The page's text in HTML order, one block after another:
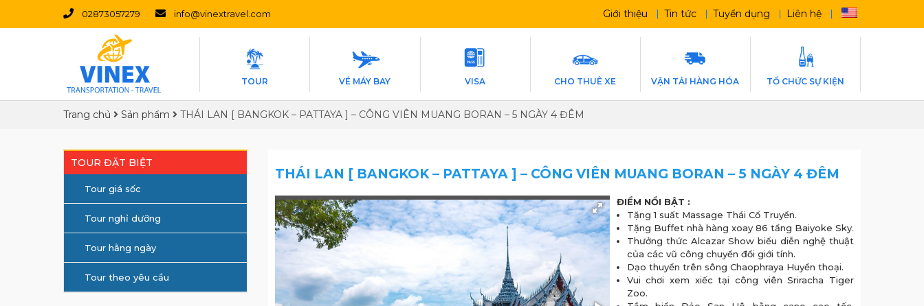
02873057279 info@vinextravel.com Giới thiệu Tin tức Tuyển dụng Liên hệ
TOUR VÉ MÁY BAY VISA CHO THUÊ XE VẬN TẢI HÀNG HÓA TỔ CHỨC SỰ KIỆN
Trang chủ Sản phẩm THÁI LAN [ BANGKOK – PATTAYA ] – CÔNG VIÊN MUANG BORAN – 5 NGÀY 4 ĐÊM
TOUR ĐẶT BIỆT
Tour giá sốc
Tour nghỉ dưỡng
Tour hằng ngày
Tour theo yêu cầu
THÁI LAN [ BANGKOK – PATTAYA ] – CÔNG VIÊN MUANG BORAN – 5 NGÀY 4 ĐÊM
ĐIỂM NỔI BẬT :
Tặng 1 suất Massage Thái Cổ Truyền.
Tặng Buffet nhà hàng xoay 86 tầng Baiyoke Sky.
Thưởng thức Alcazar Show biểu diễn nghệ thuật
của các vũ công chuyển đổi giới tính.
Dạo thuyền trên sông Chaophraya Huyền thoại.
Vui chơi xem xiếc tại công viên Sriracha Tiger
Zoo.